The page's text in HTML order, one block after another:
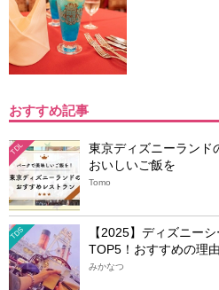
おすすめ記事
TDL
東京ディズニーランド
おいしいご飯を
Tomo
TDS
【2025】ディズニー
TOP5！おすすめの理
みかなつ